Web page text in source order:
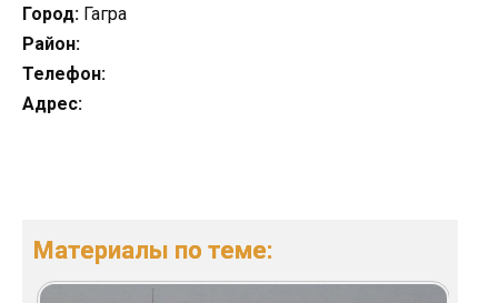
Город: Гагра
Район:
Телефон:
Адрес:
Материалы по теме: